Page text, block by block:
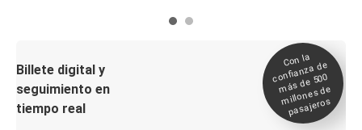
Billete digital y
seguimiento en
tiempo real
Con la
confianza de
más de 500
millones de
pasajeros